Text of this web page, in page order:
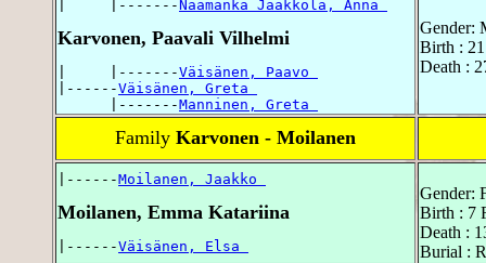
|     |-------Naamanka Jaakkola, Anna
Karvonen, Paavali Vilhelmi
|     |-------Väisänen, Paavo
|------Väisänen, Greta
      |-------
Manninen, Greta
Gender:
Birth :
Death :
Family Karvonen - Moilanen
|------Moilanen, Jaakko
Moilanen, Emma Katariina
|------Väisänen, Elsa
Gender:
Birth : 7
Death :
Burial :